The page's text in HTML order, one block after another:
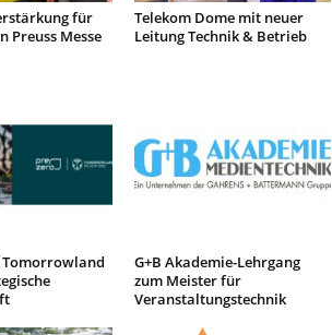
für
Preuss Messe
Telekom Dome mit neuer
Leitung Technik & Betrieb
Tomorrowland
G+B Akademie-Lehrgang
zum Meister für
Veranstaltungstechnik